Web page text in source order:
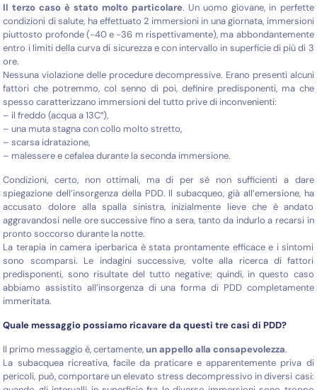
Il terzo caso è stato molto particolare. Un uomo giovane, in perfette
condizioni di salute, ha effettuato 2 immersioni in una giornata, immersioni
piuttosto profonde (-40 e -36 m rispettivamente), ma abbondantemente
entro i limiti della curva di sicurezza e con intervallo in superficie di più di 3
ore.
Nessuna violazione delle procedure decompressive. Erano presenti alcuni
fattori che potremmo, col senno di poi, definire predisponenti, ma che
spesso caratterizzano immersioni del tutto prive di inconvenienti:
– il freddo (acqua a 13C°),
– una muta stagna con collo molto stretto,
– scarsa idratazione,
– malessere e cefalea durante la seconda immersione.
Condizioni, certo, non ottimali, ma di per sé non sufficienti a dare
spiegazione dell’insorgenza della PDD. Il subacqueo, già all’emersione, ha
accusato dolore alla spalla sinistra, inizialmente lieve che è andato
aggravandosi nelle ore successive fino a sera, tanto da indurlo a recarsi in
pronto soccorso durante la notte.
La terapia in camera iperbarica è stata prontamente efficace e i sintomi
sono scomparsi. Le indagini successive, volte alla ricerca di fattori
predisponenti, sono risultate del tutto negative; quindi, in questo caso
abbiamo assistito all’insorgenza di una forma di PDD completamente
immeritata.
Quale messaggio possiamo ricavare da questi tre casi di PDD?
Il primo messaggio è, certamente,un appello alla consapevolezza.
La subacquea ricreativa, facile da praticare e apparentemente priva di
pericoli, può, comportare un elevato stress decompressivo in diversi casi: